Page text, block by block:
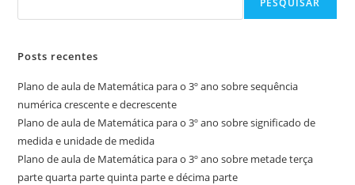
PESQUISAR
Posts recentes
Plano de aula de Matemática para o 3º ano sobre sequência
numérica crescente e decrescente
Plano de aula de Matemática para o 3º ano sobre significado de
medida e unidade de medida
Plano de aula de Matemática para o 3º ano sobre metade terça
parte quarta parte quinta parte e décima parte